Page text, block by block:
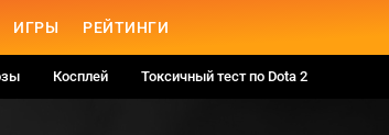
ИГРЫ РЕЙТИНГИ
Косплей Токсичный тест по Dota 2